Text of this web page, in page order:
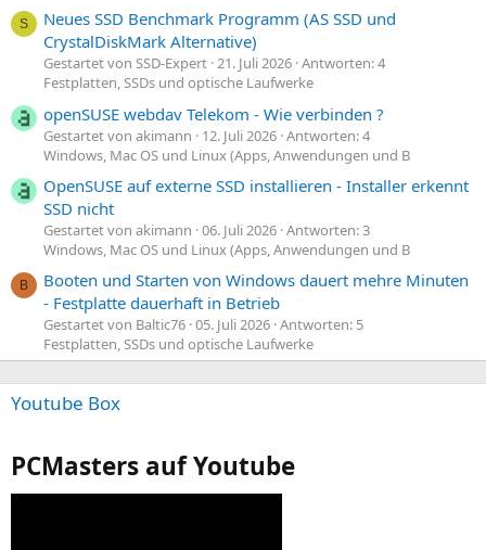
S
Neues SSD Benchmark Programm (AS SSD und
CrystalDiskMark Alternative)
Gestartet von SSD-Expert 21. Juli 2026 Antworten: 4
Festplatten, SSDs und optische Laufwerke
openSUSE webdav Telekom - Wie verbinden ?
Gestartet von akimann 12. Juli 2026 Antworten: 4
Windows, Mac OS und Linux (Apps, Anwendungen und B
OpenSUSE auf externe SSD installieren - Installer erkennt
SSD nicht
Gestartet von akimann 06. Juli 2026 Antworten: 3
Windows, Mac OS und Linux (Apps, Anwendungen und B
B
Booten und Starten von Windows dauert mehre Minuten
- Festplatte dauerhaft in Betrieb
Gestartet von Baltic76 05. Juli 2026 Antworten: 5
Festplatten, SSDs und optische Laufwerke
Youtube Box
PCMasters auf Youtube